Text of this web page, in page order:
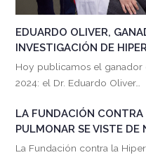
EDUARDO OLIVER,
INVESTIGACIÓN DE
Hoy publicamos el ganador
2024: el Dr. Eduardo Oliver…
LA FUNDACIÓN CONTRA
PULMONAR SE VISTE DE
La Fundación contra la